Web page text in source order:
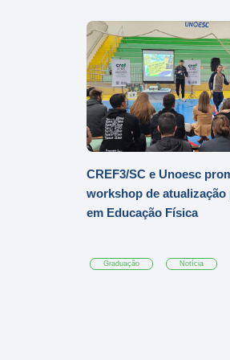
CREF3/SC e Unoesc
workshop de
em Educação Física
Graduação Notícia